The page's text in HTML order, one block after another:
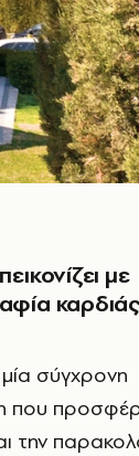
με
σύγχρονη
που
την